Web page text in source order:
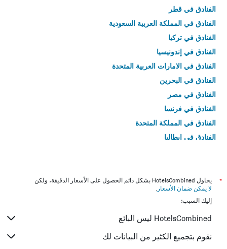
الفنادق في قطر
الفنادق في المملكة العربية السعودية
الفنادق في تركيا
الفنادق في إندونيسيا
الفنادق في الامارات العربية المتحدة
الفنادق في البحرين
الفنادق في مصر
الفنادق في فرنسا
الفنادق في المملكة المتحدة
الفنادق في إيطاليا
*
يحاول HotelsCombined بشكل دائم الحصول على الأسعار الدقيقة، ولكن
لا يمكن ضمان الأسعار .
إليك السبب:
HotelsCombined ليس البائع
نقوم بتجميع الكثير من البيانات لك